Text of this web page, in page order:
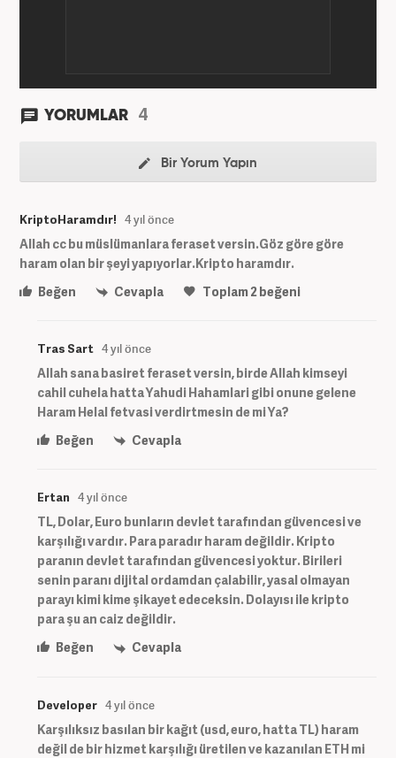
YORUMLAR 4
Bir Yorum Yapın
KriptoHaramdır! 4 yıl önce
Allah cc bu müslümanlara feraset versin.Göz göre göre
haram olan bir şeyi yapıyorlar.Kripto haramdır.
Beğen
Cevapla Toplam2 beğeni
Tras Sart 4 yıl önce
Allah sana basiret feraset versin, birde Allah kimseyi
cahil cuhela hatta Yahudi Hahamlari gibi onune gelene
Haram Helal fetvasi verdirtmesin de mi Ya?
Beğen
Cevapla
Ertan 4 yıl önce
TL, Dolar, Euro bunların devlet tarafından güvencesi ve
karşılığı vardır. Para paradır haram değildir. Kripto
paranın devlet tarafından güvencesi yoktur. Birileri
senin paranı dijital ordamdan çalabilir, yasal olmayan
parayı kimi kime şikayet edeceksin. Dolayısı ile kripto
para şu an caiz değildir.
Beğen
Cevapla
Developer 4 yıl önce
Karşılıksız basılan bir kağıt (usd, euro, hatta TL) haram
değil de bir hizmet karşılığı üretilen ve kazanılan ETH mi